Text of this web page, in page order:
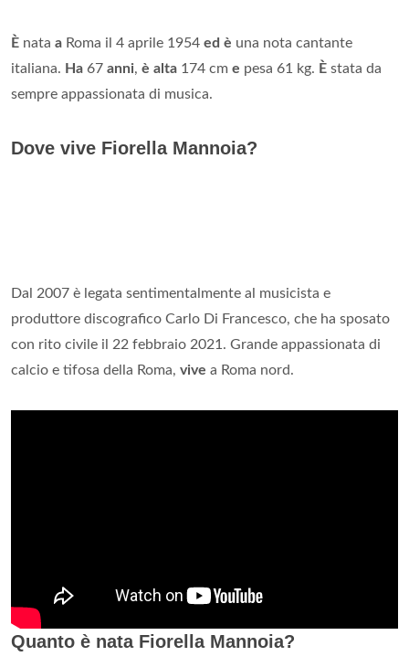
È nata a Roma il 4 aprile 1954 ed è una nota cantante
italiana. Ha 67 anni, è alta 174 cm e pesa 61 kg. È stata da
sempre appassionata di musica.
Dove vive Fiorella Mannoia?
Dal 2007 è legata sentimentalmente al musicista e
produttore discografico Carlo Di Francesco, che ha sposato
con rito civile il 22 febbraio 2021. Grande appassionata di
calcio e tifosa della Roma, vive a Roma nord.
Quanto è nata Fiorella Mannoia?